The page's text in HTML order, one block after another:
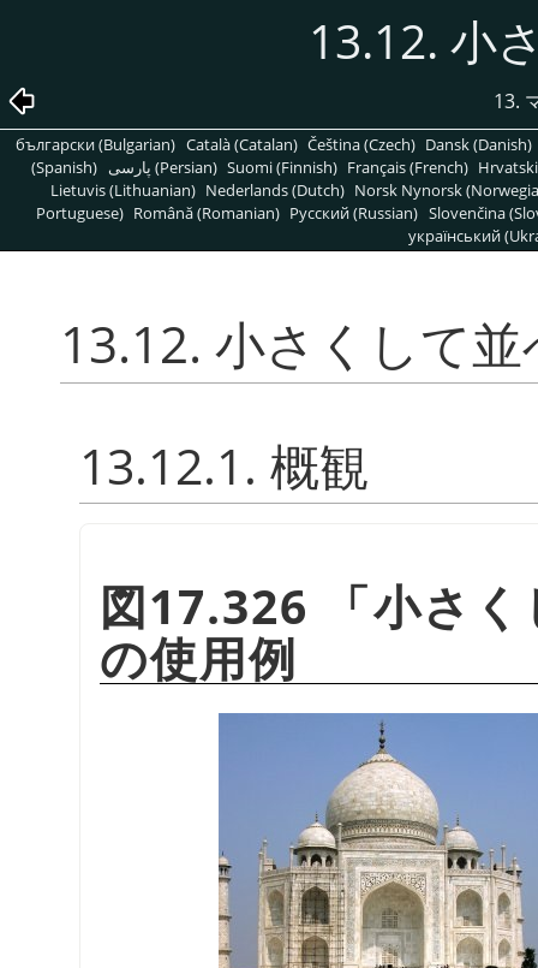
13.12. 小
13.
български (Bulgarian) Català (Catalan) Čeština (Czech) Dansk (Danish)
(Spanish)
پارسی (Persian) Suomi (Finnish) Français (French)
Lietuvis (Lithuanian) Nederlands (Dutch) Norsk Nynorsk
Portuguese) Română (Romanian) Pусский (Russian) Slovenčina
український
13.12. 小さくして
13.12.1. 概観
図17.326 「小さ
の使用例